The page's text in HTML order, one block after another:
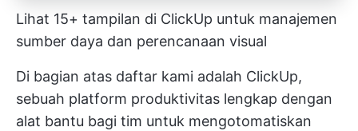
Lihat 15+ tampilan di ClickUp untuk manajemen
sumber daya dan perencanaan visual
Di bagian atas daftar kami adalah ClickUp,
sebuah platform produktivitas lengkap dengan
alat bantu bagi tim untuk mengotomatiskan